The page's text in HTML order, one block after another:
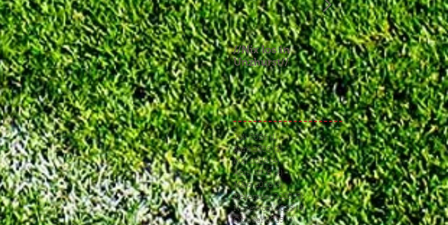
//Nix los in
Unzhurst//
//Aufgebrauchtes
Glück und ein
Endspiel, das keines
war//
Juli 2026 (1)1 Beitrag
Juni 2026 (3)3 Beiträge
Mai 2026 (4)4 Beiträge
April 2026 (4)4 Beiträge
März 2026 (5)5 Beiträge
Dezember 2025 (5)5 Beiträge
November 2025 (4)4 Beiträge
Oktober 2025 (4)4 Beiträge